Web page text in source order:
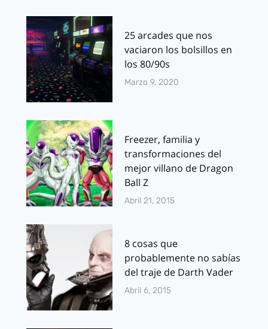
25 arcades que nos
vaciaron los bolsillos en
los 80/90s
Marzo 9, 2020
Freezer, familia y
transformaciones del
mejor villano de Dragon
Ball Z
Abril 21, 2015
8 cosas que
probablemente no sabías
del traje de Darth Vader
Abril 6, 2015